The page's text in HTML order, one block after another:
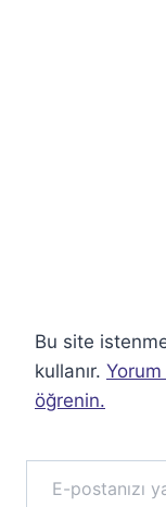
Bu site
kullanır.
öğrenin.
E-postanızı yazın…